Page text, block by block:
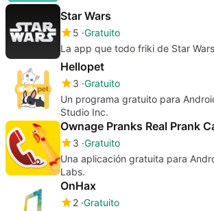
Star Wars
5 Gratuito
La app que todo friki de Star
Hellopet
3 Gratuito
Un programa gratuito para
Studio Inc.
Ownage Pranks Real Prank
3 Gratuito
Una aplicación gratuita para
Labs.
OnHax
2 Gratuito